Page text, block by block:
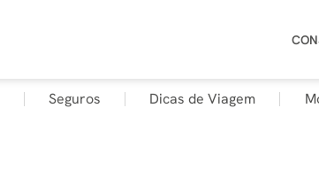
Seguros Dicas de Viagem